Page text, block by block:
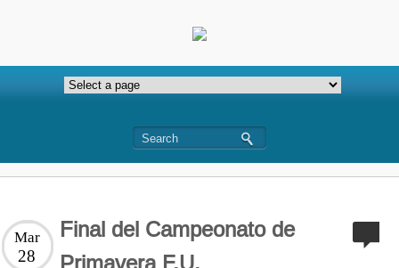
Final del Campeonato de
Primavera F.U.
Mar
28